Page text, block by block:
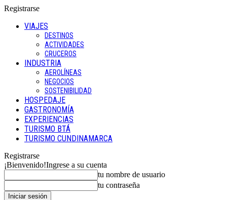
Registrarse
VIAJES
DESTINOS
ACTIVIDADES
CRUCEROS
INDUSTRIA
AEROLÍNEAS
NEGOCIOS
SOSTENIBILIDAD
HOSPEDAJE
GASTRONOMÍA
EXPERIENCIAS
TURISMO BTÁ
TURISMO CUNDINAMARCA
Registrarse
¡Bienvenido!Ingrese a su cuenta
tu nombre de usuario
tu contraseña